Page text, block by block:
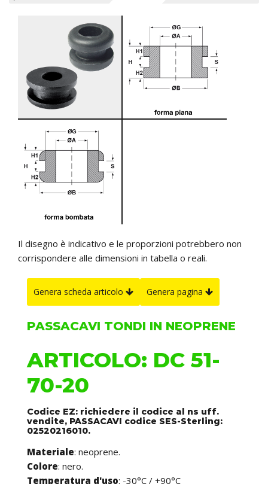
Il disegno è indicativo e le proporzioni potrebbero non
corrispondere alle dimensioni in tabella o reali.
Genera scheda articolo Genera pagina
PASSACAVI TONDI IN NEOPRENE
ARTICOLO: DC 51-
70-20
Codice EZ: richiedere il codice al ns uff.
vendite, PASSACAVI codice SES-Sterling:
02520216010.
Materiale: neoprene.
Colore: nero.
Temperatura d'uso: -30°C / +90°C